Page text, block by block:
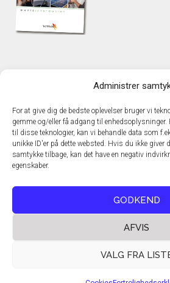
Administrer
For at give dig de bedste oplevelser bruger vi
gemme og/eller få adgang til
til disse teknologier, kan vi behandle data som
unikke ID'er på dette websted. Hvis du ikke giver
samtykke tilbage, kan det have en negativ
egenskaber.
GODKEND
AFVIS
VALG FRA
TechMedia A/S
DK – 2600
Telefon: +45 43 24
E-mail: